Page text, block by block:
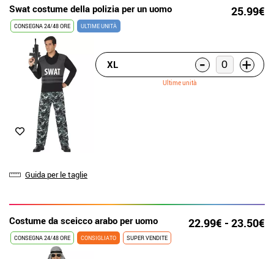
Swat costume della polizia per un uomo 25.99€
CONSEGNA 24/48 ORE ULTIME UNITÀ
Guida per le taglie
XL - +
Ultime unità
Costume da sceicco arabo per uomo 22.99€ - 23.50€
CONSEGNA 24/48 ORE CONSIGLIATO SUPER VENDITE